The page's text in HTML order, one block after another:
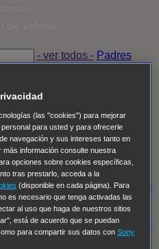
- ver todos - Padres
Salvaje
Pan Am
Dawson crece
The Blacklist Cinco en familia
y un sueño Mr Loverman
CUERPOS Los últimos
Sing Street Cobra Kai
Tom
casos de Susan Ryeland:
Metal Mentes Criminales:
(las "cookies") para mejorar
para usted y para ofrecerle
navegación y sus intereses tanto en
información consulte nuestra
opciones sobre cookies específicas,
tras prestarlo, acceda a la
(disponible en cada página). Para
es necesario que tenga activadas las
al uso que haga de nuestros sitios
está de acuerdo que se puedan
para compartir sus datos conSony